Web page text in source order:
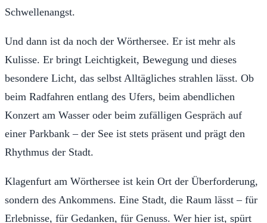
Schwellenangst.
Und dann ist da noch der Wörthersee. Er ist mehr als
Kulisse. Er bringt Leichtigkeit, Bewegung und dieses
besondere Licht, das selbst Alltägliches strahlen lässt. Ob
beim Radfahren entlang des Ufers, beim abendlichen
Konzert am Wasser oder beim zufälligen Gespräch auf
einer Parkbank – der See ist stets präsent und prägt den
Rhythmus der Stadt.
Klagenfurt am Wörthersee ist kein Ort der Überforderung,
sondern des Ankommens. Eine Stadt, die Raum lässt – für
Erlebnisse, für Gedanken, für Genuss. Wer hier ist, spürt